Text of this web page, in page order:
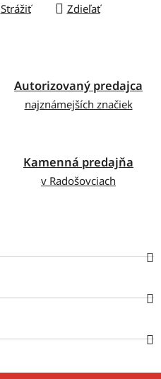
Strážiť Zdieľať
Autorizovaný predajca
najznámejších značiek
Kamenná predajňa
v Radošovciach